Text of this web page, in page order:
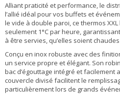
Alliant praticité et performance, le
l’allié idéal pour vos buffets et
le vide à double paroi, ce thermos
seulement 1°C par heure,
à être servies, qu’elles soient
Conçu en inox robuste avec des
un service propre et élégant. Son
bac d’égouttage intégré et facilement
couvercle divisé facilitent le
particulièrement lors de grands